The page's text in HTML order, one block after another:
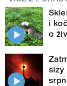
i
o
slzy